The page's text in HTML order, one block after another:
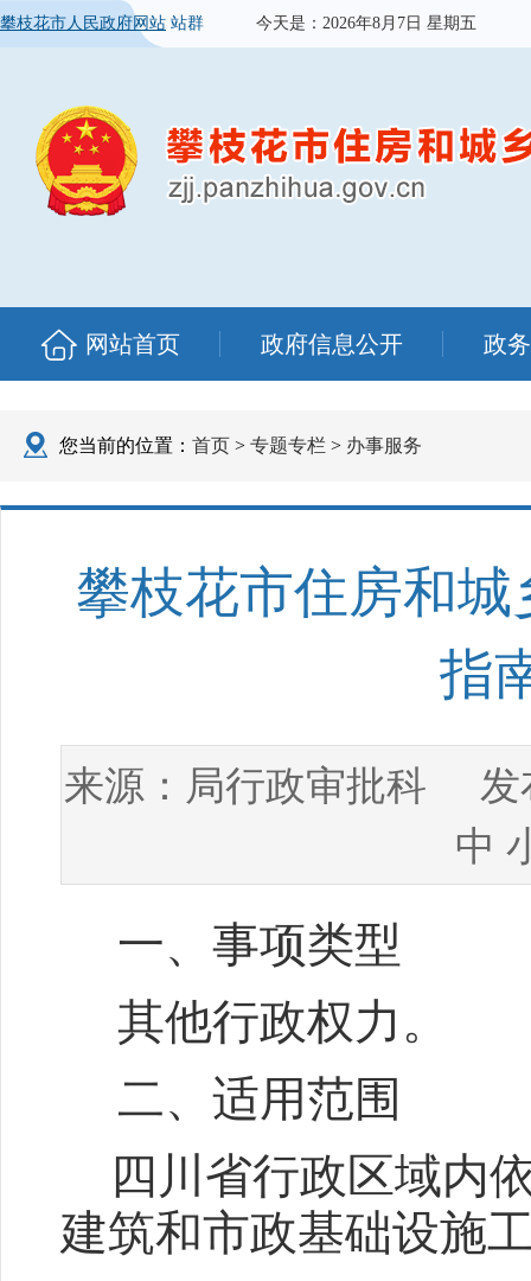
攀枝花市人民政府网站 站群 今天是： 2026年8月7日 星期五
网站首页 政府信息公开 政
您当前的位置： 首页 > 专题专栏 > 办事服务
攀枝花市住房和
指
来源： 局行政审批科 发
中
一、事项类型
其他行政权力。
二、适用范围
四川省行政区域内
建筑和市政基础设施